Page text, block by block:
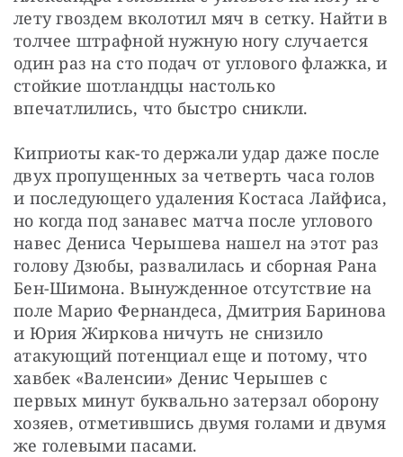
лету гвоздем вколотил мяч в сетку. Найти в
толчее штрафной нужную ногу случается
один раз на сто подач от углового флажка, и
стойкие шотландцы настолько
впечатлились, что быстро сникли.
Киприоты как-то держали удар даже после
двух пропущенных за четверть часа голов
и последующего удаления Костаса Лайфиса,
но когда под занавес матча после углового
навес Дениса Черышева нашел на этот раз
голову Дзюбы, развалилась и сборная Рана
Бен-Шимона. Вынужденное отсутствие на
поле Марио Фернандеса, Дмитрия Баринова
и Юрия Жиркова ничуть не снизило
атакующий потенциал еще и потому, что
хавбек «Валенсии» Денис Черышев с
первых минут буквально затерзал оборону
хозяев, отметившись двумя голами и двумя
же голевыми пасами.